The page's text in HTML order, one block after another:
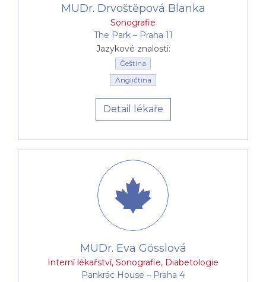
MUDr. Drvoštěpová Blanka
Sonografie
The Park –⁠⁠⁠⁠⁠⁠ Praha 11
Jazykové znalosti:
Čeština
Angličtina
Detail lékaře
MUDr. Eva Gösslová
Interní lékařství, Sonografie, Diabetologie
Pankrác House –⁠⁠⁠⁠⁠⁠ Praha 4